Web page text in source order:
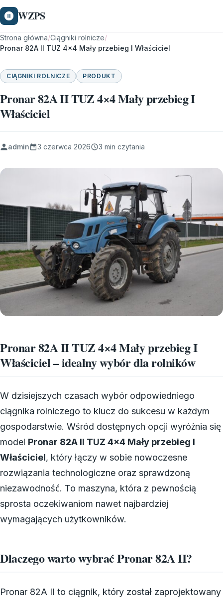
WZPS
Strona główna/Ciągniki rolnicze/
Pronar 82A II TUZ 4×4 Mały przebieg I Właściciel
CIĄGNIKI ROLNICZE PRODUKT
Pronar 82A II TUZ 4×4 Mały przebieg I
Właściciel
admin 3 czerwca 2026 3 min czytania
Pronar 82A II TUZ 4×4 Mały przebieg I
Właściciel – idealny wybór dla rolników
W dzisiejszych czasach wybór odpowiedniego
ciągnika rolniczego to klucz do sukcesu w każdym
gospodarstwie. Wśród dostępnych opcji wyróżnia się
model Pronar 82A II TUZ 4×4 Mały przebieg I
Właściciel, który łączy w sobie nowoczesne
rozwiązania technologiczne oraz sprawdzoną
niezawodność. To maszyna, która z pewnością
sprosta oczekiwaniom nawet najbardziej
wymagających użytkowników.
Dlaczego warto wybrać Pronar 82A II?
Pronar 82A II to ciągnik, który został zaprojektowany